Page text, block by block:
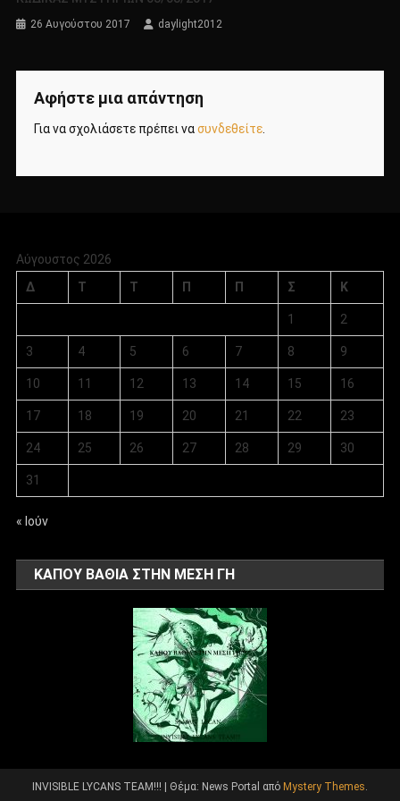
26 Αυγούστου 2017 daylight2012
Αφήστε μια απάντηση
Για να σχολιάσετε πρέπει νασυνδεθείτε.
Αύγουστος 2026
Δ
Τ Τ Π Π Σ Κ
1 2
3 4 5 6 7 8 9
10 11 12 13 14 15 16
17 18 19 20 21 22 23
24 25 26 27 28 29 30
31
« Ιούν
ΚΑΠΟΥ ΒΑΘΙΑ ΣΤΗΝ ΜΕΣΗ ΓΗ
INVISIBLE LYCANS TEAM!!! Θέμα: News Portal από Mystery Themes.